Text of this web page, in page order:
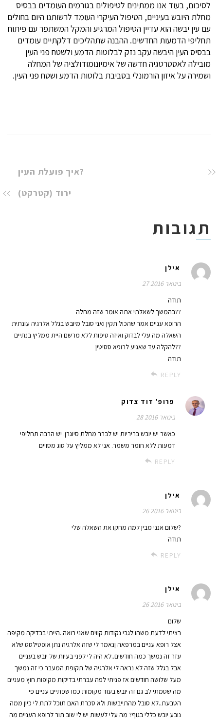
לסיכום, בעוד אנו ממתינים לטיפולים בגורמים העומדים בבסיס
מחלת היובש בעיניים, הטיפול העיקרי העומד לרשותנו היום בחולים
עם עין יבשה הוא עדיין הטיפול המרגיע והמקל המשתפר עם פיתוח
תחליפי הדמעות החדשים. ההבנה שתהליכים דלקתיים עומדים
בבסיס העין היבשה עקב נזק לבלוטות הדמע ולשטח פני העין
מובילה לאסטרטגיה חדשה של אימיונומודולציה של המחלה
ושמירה על איזון הורמונלי בסביבת בלוטות הדמע ושטח פני העין.
איך פועלת העין?
ירוד (קטרקט)
תגובות
אילן
27 בינואר 2016
תודה
בהמשך לשאלתי אתה אומר שזה מחלה??
הרופא עניים אמר שהכול תקין ואני סובל מיובש בגלל אלרגיה עונתית
השאלה מה עלי לבדוק ואיזה טיפות ללא מרשם היית ממליץ בנתיים
להקלה עד שאגיע לרופא ססיטין??
תודה
REPLY
פרופ' דוד צדוק
28 בינואר 2016
כאשר יש יובש בריריות יש לברר מחלת סיוגרן. יש הרבה תחליפי
דמעות ללא חומר משמר. אני לא ממליץ על סוג מסויים
REPLY
אילן
26 בינואר 2016
שלום אנני מבין למה מחקו את השאלה שלי?
תודה
REPLY
אילן
26 בינואר 2016
שלום
רציתי לדעת משהו לגבי נקודות קווים שאני רואה..הייתי בבדיקה מקיפה
אצל רופא עניים במרפאה ןנאמר לי שזה אלרגיה נתן אופטילסט שלא
עזר זה נמשך כמה חודשים..לא היה לי לפני בעיות של יובש בעניים
אבל בגלל שזה לא נראה לי אלרגיה של תקופת המעבר כי זה נמשך
מעל שלושה חודשים אז פניתי לפה עברתי בדיקות מקיפות חוץ מעניים
מה שסמתי לב גם זה יובש בעוד מקומות כמו שפתיים עניים פי
הטבעת..לא סובל מהתייבשות ולא סכרת האם תוכל לתת לי כיון ממה
נובע יובש כללי בגוף? מה עלי לעשות יש לי שוב תור לרופא העניים מה